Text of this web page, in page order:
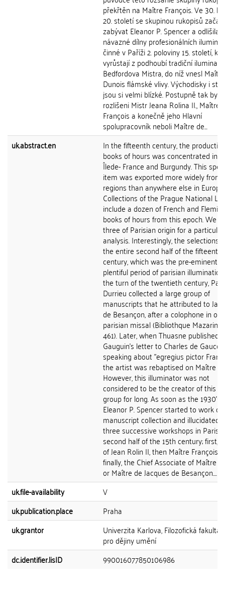
překřtěn na Maître François. Ve 30.
20. století se skupinou rukopisů začala
zabývat Eleanor P. Spencer a odlišila
návazné dílny profesionálních
činné v Paříži 2. poloviny 15. století,
vyrůstají z podhoubí tradiční iluminace
Bedfordova Mistra, do níž vnesl
Dunois flámské vlivy. Východisky i
jsou si velmi blízké. Postupně tak byli
rozlišeni Mistr Jeana Rolina II., Maître
François a konečně jeho Hlavní
spolupracovník neboli Maître de...
uk.abstract.en
In the fifteenth century, the
books of hours was concentrated in
Îlede- France and Burgundy. This
item was exported more widely from
regions than anywhere else in
Collections of the Prague National
include a dozen of French and Flemish
books of hours from this epoch. We
three of Parisian origin for a particular
analysis. Interestingly, the selections
the entire second half of the fifteenth
century, which was the pre-eminently
plentiful period of parisian
the turn of the twentieth century, Paul
Durrieu collected a large group of
manuscripts that he attributed to
de Besançon, after a colophone in one
parisian missal (Bibliothque Mazarine,
461). Later, when Thuasne published
Gauguin's letter to Charles de
speaking about "egregius pictor
the artist was rebaptised on Maître
However, this illuminator was not
considered to be the creator of this
group for long. As soon as the 1930's,
Eleanor P. Spencer started to work
manuscript collection and illucidated
three successive workshops in Paris
second half of the 15th century; first,
of Jean Rolin II, then Maître François
finally, the Chief Associate of Maître
or Maître de Jacques de Besançon....
uk.file-availability
V
uk.publication.place
Praha
uk.grantor
Univerzita Karlova, Filozofická fakulta,
pro dějiny umění
dc.identifier.lisID
990016077850106986